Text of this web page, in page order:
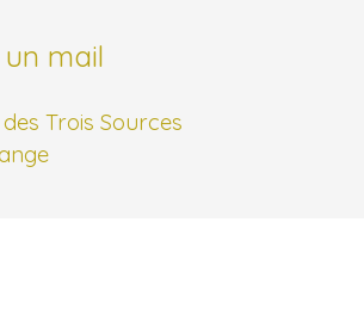
mail
Trois Sources